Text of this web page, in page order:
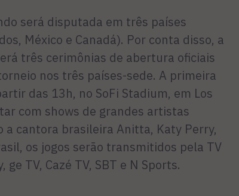
será disputada em três países
México e Canadá). Por conta disso, a
três cerimônias de abertura oficiais
nos três países-sede. A primeira
das 13h, no SoFi Stadium, em Los
com shows de grandes artistas
a cantora brasileira Anitta, Katy Perry,
os jogos serão transmitidos pela TV
TV, Cazé TV, SBT e N Sports.